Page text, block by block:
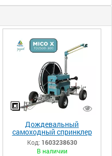
Дождевальный
самоходный спринклер
Irriforce MICO X TD2500-
300
Код: 1603238630
В наличии